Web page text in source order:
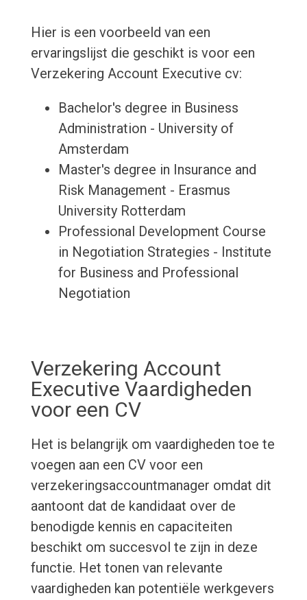
Hier is een voorbeeld van een
ervaringslijst die geschikt is voor een
Verzekering Account Executive cv:
Bachelor's degree in Business
Administration - University of
Amsterdam
Master's degree in Insurance and
Risk Management - Erasmus
University Rotterdam
Professional Development Course
in Negotiation Strategies - Institute
for Business and Professional
Negotiation
Verzekering Account
Executive Vaardigheden
voor een CV
Het is belangrijk om vaardigheden toe te
voegen aan een CV voor een
verzekeringsaccountmanager omdat dit
aantoont dat de kandidaat over de
benodigde kennis en capaciteiten
beschikt om succesvol te zijn in deze
functie. Het tonen van relevante
vaardigheden kan potentiële werkgevers